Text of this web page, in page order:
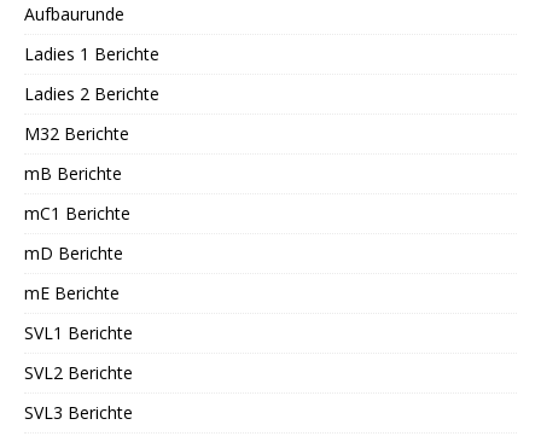
Aufbaurunde
Ladies 1 Berichte
Ladies 2 Berichte
M32 Berichte
mB Berichte
mC1 Berichte
mD Berichte
mE Berichte
SVL1 Berichte
SVL2 Berichte
SVL3 Berichte